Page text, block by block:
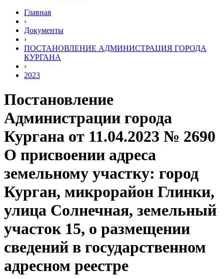
Главная
›
Документы
›
ПОСТАНОВЛЕНИЕ АДМИНИСТРАЦИЯ ГОРОДА
КУРГАНА
›
2023
Постановление
Администрации города
Кургана от 11.04.2023 № 2690
О присвоении адреса
земельному участку: город
Курган, микрорайон Глинки,
улица Солнечная, земельный
участок 15, о размещении
сведений в государственном
адресном реестре